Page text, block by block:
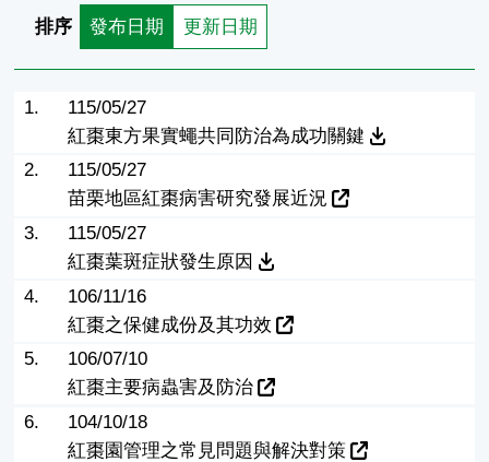
排序 發布日期 更新日期
1.
115/05/27
紅棗東方果實蠅共同防治為成功關鍵
2.
115/05/27
苗栗地區紅棗病害研究發展近況
3.
115/05/27
紅棗葉斑症狀發生原因
4.
106/11/16
紅棗之保健成份及其功效
5.
106/07/10
紅棗主要病蟲害及防治
6.
104/10/18
紅棗園管理之常見問題與解決對策